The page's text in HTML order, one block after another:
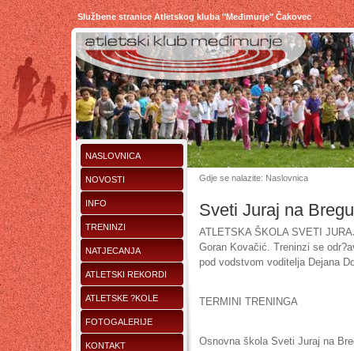
Službene stranice Atletskog kluba "Međimurje" Čakovec
NASLOVNICA
NOVOSTI
INFO
TRENINZI
NATJECANJA
ATLETSKI REKORDI
ATLETSKE ?KOLE
FOTOGALERIJE
KONTAKT
Gdje se nalazite: Naslovnica
Sveti Juraj na Bregu
ATLETSKA ŠKOLA SVETI
Goran Kovačić. Treninzi se
pod vodstvom voditelja Dejana
TERMINI TRENINGA
Osnovna škola Sveti Juraj na